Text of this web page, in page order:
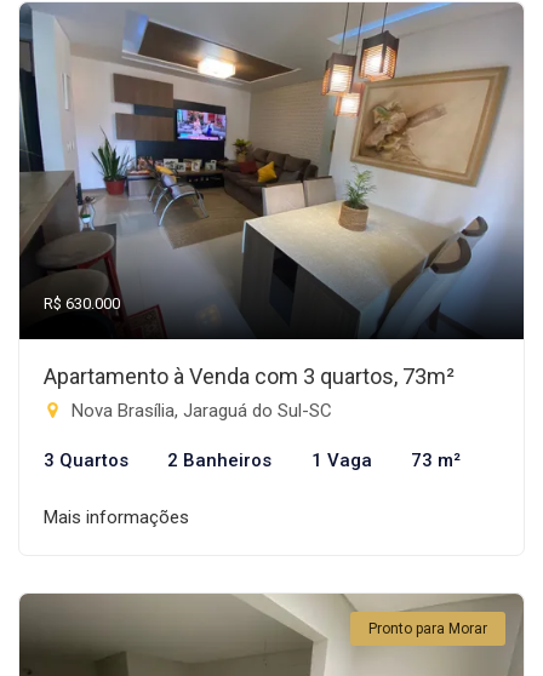
R$ 630.000
Apartamento à Venda com 3 quartos, 73m²
Nova Brasília, Jaraguá do Sul-SC
3 Quartos 2 Banheiros 1 Vaga 73 m²
Mais informações
Pronto para Morar